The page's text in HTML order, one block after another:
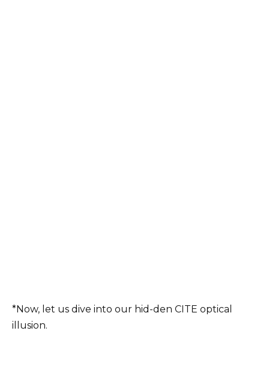
*Now, let us dive into our hid-den CITE optical
illusion.